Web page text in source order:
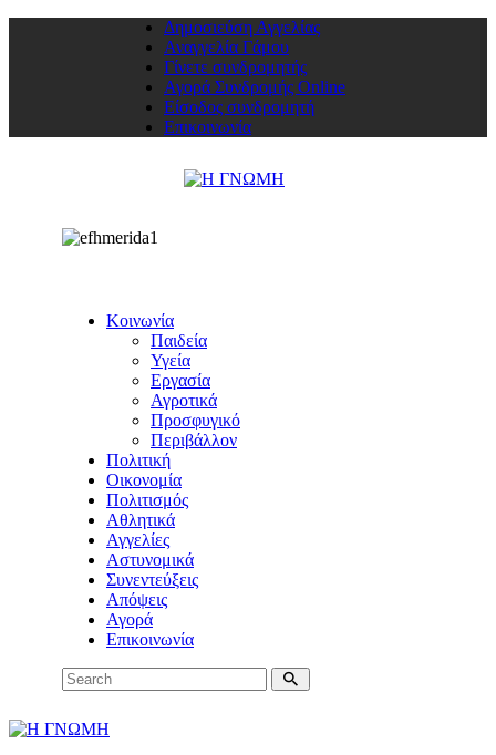
Δημοσιεύση Αγγελίας
Αναγγελία Γάμου
Γίνετε συνδρομητής
Αγορά Συνδρομής Online
Είσοδος συνδρομητή
Επικοινωνία
Κοινωνία
Παιδεία
Υγεία
Εργασία
Αγροτικά
Προσφυγικό
Περιβάλλον
Πολιτική
Οικονομία
Πολιτισμός
Αθλητικά
Αγγελίες
Αστυνομικά
Συνεντεύξεις
Απόψεις
Αγορά
Επικοινωνία